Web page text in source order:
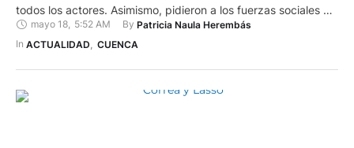
todos los actores. Asimismo, pidieron a los fuerzas sociales y
políticas respetar irrestrictamente el orden democrático y la
Constitución. Así se pronunciaron luego de la decisión del
mayo 18, 5:52 AM By Patricia Naula Herembás
In ACTUALIDAD CUENCA